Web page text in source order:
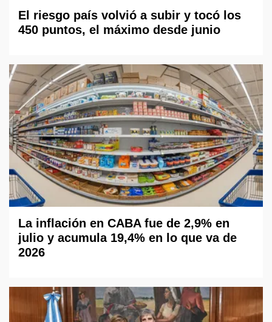
El riesgo país volvió a subir y tocó los
450 puntos, el máximo desde junio
La inflación en CABA fue de 2,9% en
julio y acumula 19,4% en lo que va de
2026